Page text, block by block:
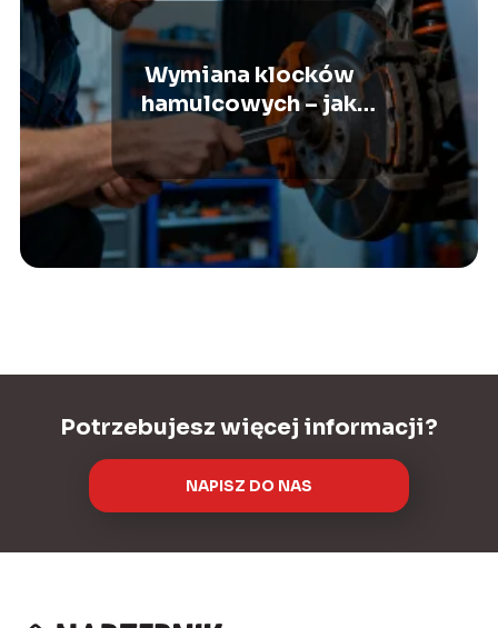
Wymiana klocków
hamulcowych – jak
zrobić to
samodzielnie?
Potrzebujesz więcej informacji?
NAPISZ DO NAS